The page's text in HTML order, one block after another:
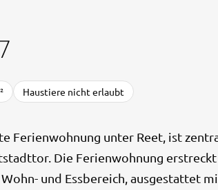
Haustiere nicht erlaubt
Ferienwohnung unter Reet, ist
Die Ferienwohnung erstreckt
und Essbereich, ausgestattet